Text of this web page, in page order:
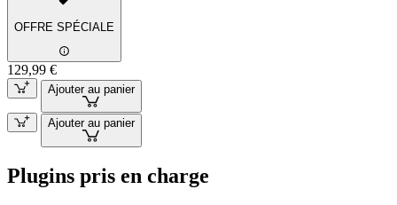
OFFRE SPÉCIALE
129,99 €
Ajouter au panier
Ajouter au panier
Plugins pris en charge